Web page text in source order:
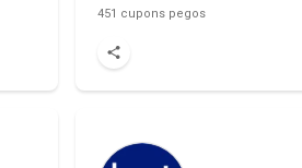
451 cupons pegos